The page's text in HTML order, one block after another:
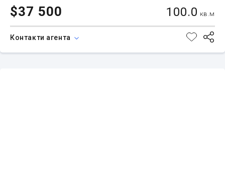
$37 500 100.0 кв.м
Контакти агента